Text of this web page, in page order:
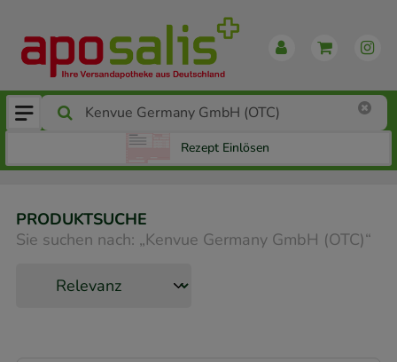
Rezept Einlösen
PRODUKTSUCHE
Sie suchen nach: „Kenvue Germany GmbH (OTC)“